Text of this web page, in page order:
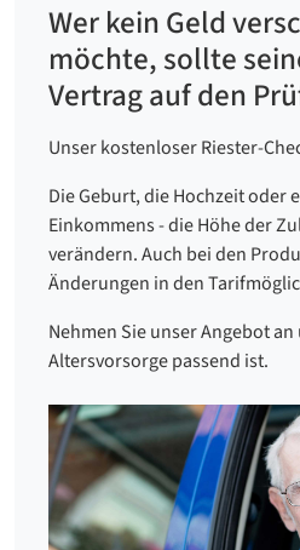
Wer kein Geld
möchte, sollte
Vertrag auf den
Unser kostenloser Riester-
Die Geburt, die Hochzeit oder
Einkommens - die Höhe der
verändern. Auch bei den
Änderungen in den
Nehmen Sie unser Angebot
Altersvorsorge passend ist.